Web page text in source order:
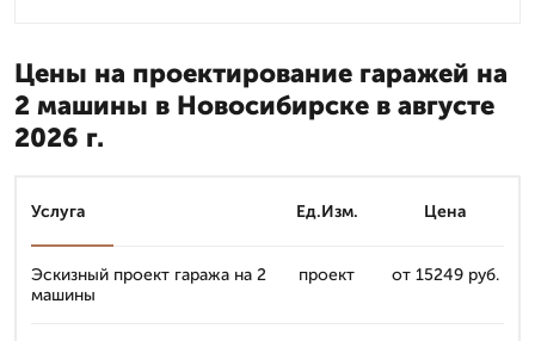
Цены на проектирование гаражей на
2 машины в Новосибирске в августе
2026 г.
Услуга Ед.Изм. Цена
Эскизный проект гаража на 2
машины
проект от 15249 руб.